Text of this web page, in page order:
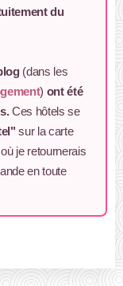
du
(dans les
) ont été
Ces hôtels se
sur la carte
je retournerais
en toute